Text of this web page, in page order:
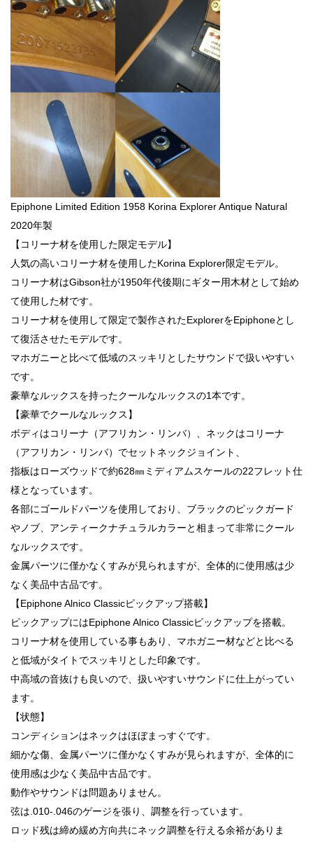
Epiphone Limited Edition 1958 Korina Explorer Antique Natural
2020年製
【コリーナ材を使用した限定モデル】
人気の高いコリーナ材を使用したKorina Explorer限定モデル。
コリーナ材はGibson社が1950年代後期にギター用木材として始め
て使用した材です。
コリーナ材を使用して限定で製作されたExplorerをEpiphoneとし
て復活させたモデルです。
マホガニーと比べて低域のスッキリとしたサウンドで扱いやすい
です。
豪華なルックスを持ったクールなルックスの1本です。
【豪華でクールなルックス】
ボディはコリーナ（アフリカン・リンバ）、ネックはコリーナ
（アフリカン・リンバ）でセットネックジョイント、
指板はローズウッドで約628㎜ミディアムスケールの22フレット仕
様となっています。
各部にゴールドパーツを使用しており、ブラックのピックガード
やノブ、アンティークナチュラルカラーと相まって非常にクール
なルックスです。
金属パーツに僅かなくすみが見られますが、全体的に使用感は少
なく美品中古品です。
【Epiphone Alnico Classicピックアップ搭載】
ピックアップにはEpiphone Alnico Classicピックアップを搭載。
コリーナ材を使用している事もあり、マホガニー材などと比べる
と低域がタイトでスッキリとした印象です。
中高域の音抜けも良いので、扱いやすいサウンドに仕上がってい
ます。
【状態】
コンディションはネックはほぼまっすぐです。
細かな傷、金属パーツに僅かなくすみが見られますが、全体的に
使用感は少なく美品中古品です。
動作やサウンドは問題ありません。
弦は.010-.046のゲージを張り、調整を行っています。
ロッド残は締め緩め方向共にネック調整を行える余裕がありま